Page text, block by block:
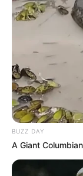
BUZZ DAY
A Giant